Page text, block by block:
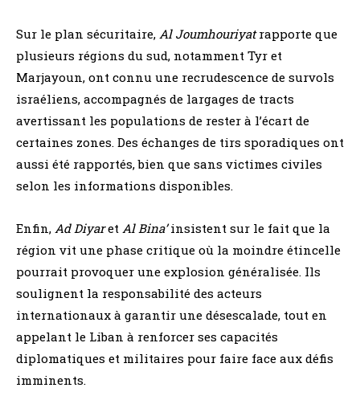
Sur le plan sécuritaire, Al Joumhouriyatrapporte que
plusieurs régions du sud, notamment Tyr et
Marjayoun, ont connu une recrudescence de survols
israéliens, accompagnés de largages de tracts
avertissant les populations de rester à l’écart de
certaines zones. Des échanges de tirs sporadiques ont
aussi été rapportés, bien que sans victimes civiles
selon les informations disponibles.
Enfin, Ad Diyaret Al Bina’insistent sur le fait que la
région vit une phase critique où la moindre étincelle
pourrait provoquer une explosion généralisée. Ils
soulignent la responsabilité des acteurs
internationaux à garantir une désescalade, tout en
appelant le Liban à renforcer ses capacités
diplomatiques et militaires pour faire face aux défis
imminents.